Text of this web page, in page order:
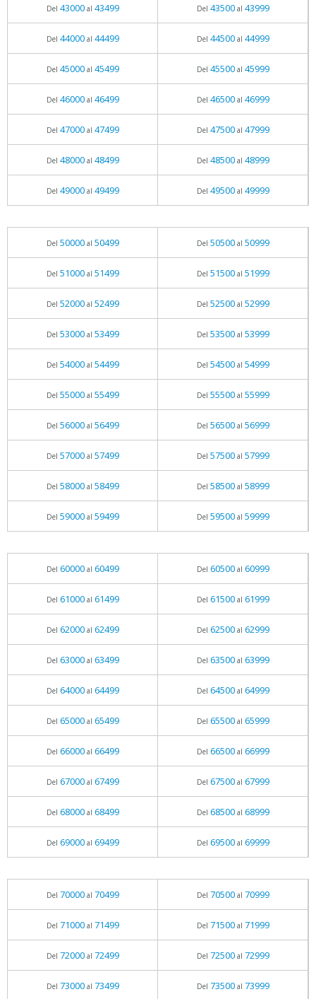
Del 43000al 43499 Del 43500al 43999
Del 44000al 44499 Del 44500al 44999
Del 45000al 45499 Del 45500al 45999
Del 46000al 46499 Del 46500al 46999
Del 47000al 47499 Del 47500al 47999
Del 48000al 48499 Del 48500al 48999
Del 49000al 49499 Del 49500al 49999
Del 50000al 50499 Del 50500al 50999
Del 51000al 51499 Del 51500al 51999
Del 52000al 52499 Del 52500al 52999
Del 53000al 53499 Del 53500al 53999
Del 54000al 54499 Del 54500al 54999
Del 55000al 55499 Del 55500al 55999
Del 56000al 56499 Del 56500al 56999
Del 57000al 57499 Del 57500al 57999
Del 58000al 58499 Del 58500al 58999
Del 59000al 59499 Del 59500al 59999
Del 60000al 60499 Del 60500al 60999
Del 61000al 61499 Del 61500al 61999
Del 62000al 62499 Del 62500al 62999
Del 63000al 63499 Del 63500al 63999
Del 64000al 64499 Del 64500al 64999
Del 65000al 65499 Del 65500al 65999
Del 66000al 66499 Del 66500al 66999
Del 67000al 67499 Del 67500al 67999
Del 68000al 68499 Del 68500al 68999
Del 69000al 69499 Del 69500al 69999
Del 70000al 70499 Del 70500al 70999
Del 71000al 71499 Del 71500al 71999
Del 72000al 72499 Del 72500al 72999
Del 73000al 73499 Del 73500al 73999